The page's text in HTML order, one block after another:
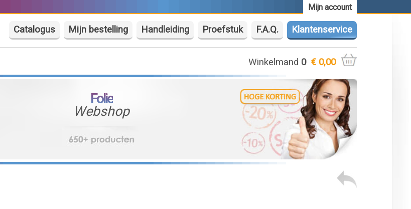
Mijn account
Catalogus Mijn bestelling Handleiding Proefstuk F.A.Q. Klantenservice
Winkelmand 0 € 0,00
Folie
Webshop